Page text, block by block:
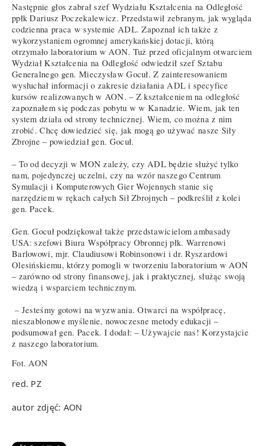
Następnie głos zabrał szef Wydziału Kształcenia na Odległość
ppłk Dariusz Poczekalewicz. Przedstawił zebranym, jak wygląda
codzienna praca w systemie ADL. Zapoznał ich także z
wykorzystaniem ogromnej amerykańskiej dotacji, którą
otrzymało laboratorium w AON. Tuż przed oficjalnym otwarciem
Wydział Kształcenia na Odległość odwiedził szef Sztabu
Generalnego gen. Mieczysław Gocuł. Z zainteresowaniem
wysłuchał informacji o zakresie działania ADL i specyfice
kursów realizowanych w AON. – Z kształceniem na odległość
zapoznałem się podczas pobytu w w Kanadzie. Wiem, jak ten
system działa od strony technicznej. Wiem, co można z nim
zrobić. Chcę dowiedzieć się, jak mogą go używać nasze Siły
Zbrojne – powiedział gen. Gocuł.
– To od decyzji w MON zależy, czy ADL będzie służyć tylko
nam, pojedynczej uczelni, czy na wzór naszego Centrum
Symulacji i Komputerowych Gier Wojennych stanie się
narzędziem w rękach całych Sił Zbrojnych – podkreślił z kolei
gen. Pacek.
Gen. Gocuł podziękował także przedstawicielom ambasady
USA: szefowi Biura Współpracy Obronnej płk. Warrenowi
Barlowowi, mjr. Claudiusowi Robinsonowi i dr. Ryszardowi
Olesińskiemu, którzy pomogli w tworzeniu laboratorium w AON
– zarówno od strony finansowej, jak i praktycznej, służąc swoją
wiedzą i wsparciem technicznym.
– Jesteśmy gotowi na wyzwania. Otwarci na współpracę,
nieszablonowe myślenie, nowoczesne metody edukacji –
podsumował gen. Pacek. I dodał: – Używajcie nas! Korzystajcie
z naszego laboratorium.
Fot. AON
red. PZ
autor zdjęć: AON